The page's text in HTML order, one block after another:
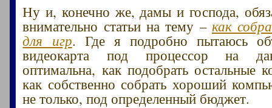
Ну и, конечно же, дамы и господа,
внимательно статьи на тему – как
для игр. Где я подробно пытаюсь
видеокарта под процессор на
оптимальна, как подобрать остальные
как собственно собрать хороший
не только, под определенный бюджет.